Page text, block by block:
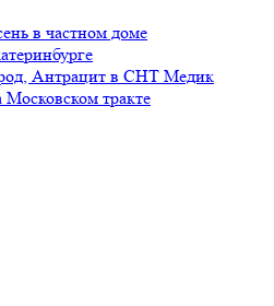
в частном доме
Антрацит в СНТ Медик
Московском тракте